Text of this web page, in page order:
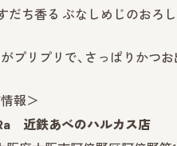
だち香る ぶなしめじのおろし
プリプリで、さっぱりかつ
報＞
近鉄あべのハルカス店